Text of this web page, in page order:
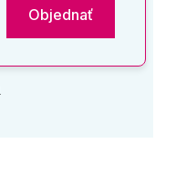
Objednať